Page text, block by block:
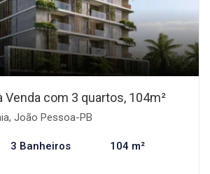
Venda com 3 quartos, 104m²
João Pessoa-PB
3 Banheiros 104 m²